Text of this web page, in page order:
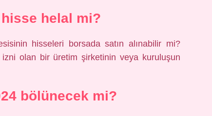
helal mi?
hisseleri borsada satın alınabilir mi?
izni olan bir üretim şirketinin veya kuruluşun
bölünecek mi?